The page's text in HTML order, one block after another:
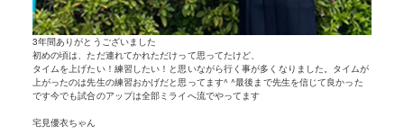
3年間ありがとうございました
初めの頃は、ただ連れてかれただけって思ってたけど、
タイムを上げたい！練習したい！と思いながら行く事が多くなりました。タイムが
上がったのは先生の練習おかげだと思ってます^ ^最後まで先生を信じて良かった
です今でも試合のアップは全部ミライへ流でやってます︎
宅見優衣ちゃん